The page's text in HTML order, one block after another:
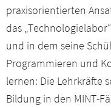
praxisorientierten
das
und in dem seine
Programmieren und
lernen: Die Lehrkräfte
Bildung in den MINT-